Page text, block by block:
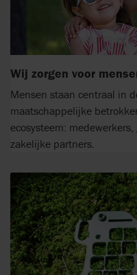
Wij zorgen voor
Mensen staan centraal in
maatschappelijke
ecosysteem:
zakelijke partners.